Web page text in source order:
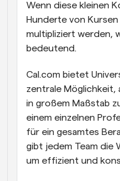
Wenn diese kleinen
Hunderte von
multipliziert werden,
bedeutend.
Cal.com bietet
zentrale Möglichkeit,
in großem Maßstab
einem einzelnen
für ein gesamtes
gibt jedem Team die
um effizient und